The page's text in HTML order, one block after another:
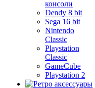
консоли
Dendy 8 bit
Sega 16 bit
Nintendo
Classic
Playstation
Classic
GameCube
Playstation 2